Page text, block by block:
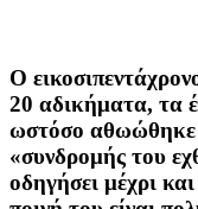
Ο
20 αδικήματα, τα
ωστόσο αθωώθηκε
«συνδρομής του
οδηγήσει μέχρι